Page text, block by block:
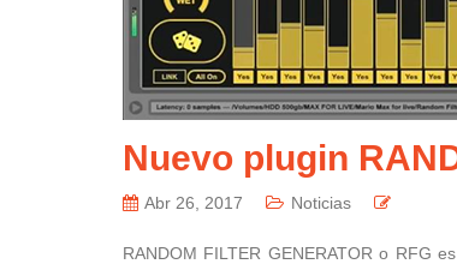
Nuevo plugin
Abr 26, 2017 Noticias
RANDOM FILTER GENERATOR o RFG